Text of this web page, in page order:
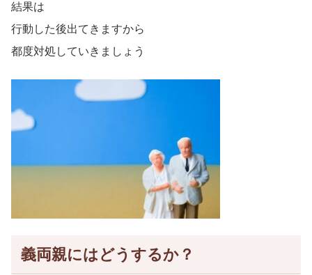
結果は
行動した後出てきますから
都度対処していきましょう
義両親にはどうするか？